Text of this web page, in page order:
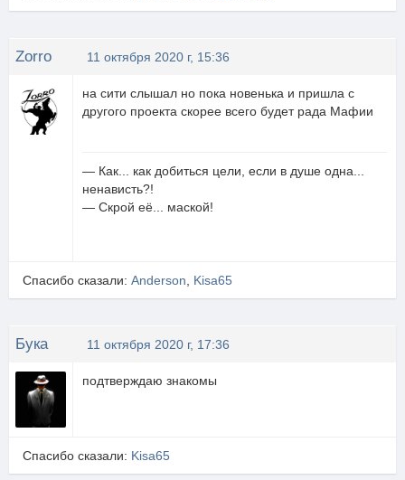
Zorro 11 октября 2020 г, 15:36
на сити слышал но пока новенька и пришла с
другого проекта скорее всего будет рада Мафии
— Как... как добиться цели, если в душе одна...
ненависть?!
— Скрой её... маской!
Спасибо сказали: Anderson Kisa65
Бука 11 октября 2020 г, 17:36
подтверждаю знакомы
Спасибо сказали: Kisa65